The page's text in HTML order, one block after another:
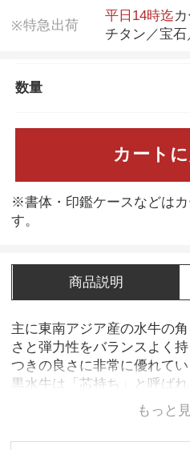
※特急出荷
平日14時迄
チタン／宝石
数量
カート
※書体・印鑑ケースなどは
す。
商品説明
主に東南アジア産の水牛の
さと弾力性をバランスよく
つきの良さに非常に優れて
黒水牛は「芯持ち」と呼ばれ
※染色作業により、印面が白
不良品ではありません。 黒
ら、周りの環境にとても敏
もっと